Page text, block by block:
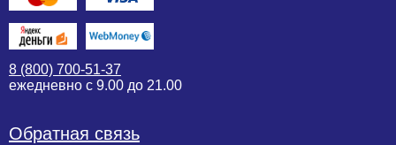
8 (800) 700-51-37
ежедневно с 9.00 до 21.00
Обратная связь